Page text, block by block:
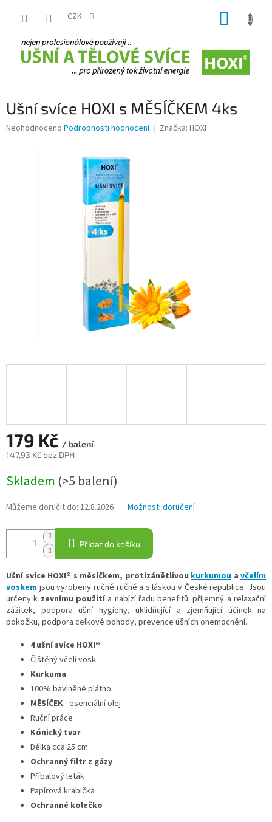
CZK
Ušní svíce HOXI s MĚSÍČKEM 4ks
Průměrné
Neohodnoceno Podrobnosti hodnocení Značka: HOXI
179 Kč / balení
147,93 Kč bez DPH
cena:
Skladem (>5 balení)
Můžeme doručit do: 12.8.2026 Možnosti doručení
Přidat do košíku
Ušní svíce HOXI® s měsíčkem, protizánětlivou kurkumou a včelím
voskem jsou vyrobeny ručně ručně a s láskou v České republice. Jsou
určeny k zevnímu použitía nabízí řadu benefitů: příjemný a relaxační
zážitek, podpora ušní hygieny, uklidňující a zjemňující účinek na
pokožku, podpora celkové pohody, prevence ušních onemocnění.
4 ušní svíce HOXI®
Čištěnývčelívosk
Kurkuma
100% bavlněné plátno
MĚSÍČEK- esenciální olej
Ručnípráce
Kónický tvar
Délka cca 25 cm
Ochranný filtr z gázy
Příbalový leták
Papírová krabička
Ochranné kolečko